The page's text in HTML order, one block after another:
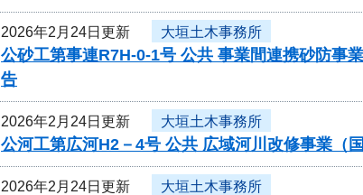
2026年2月24日更新 大垣土木事務所
公砂工第事連R7H-0-1号 公共 事業間連携砂防事
告
2026年2月24日更新 大垣土木事務所
公河工第広河H2－4号 公共 広域河川改修事業（
2026年2月24日更新 大垣土木事務所